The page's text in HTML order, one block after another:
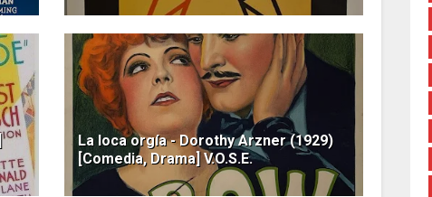
La loca orgía - Dorothy Arzner (1929)
[Comedia, Drama] V.O.S.E.